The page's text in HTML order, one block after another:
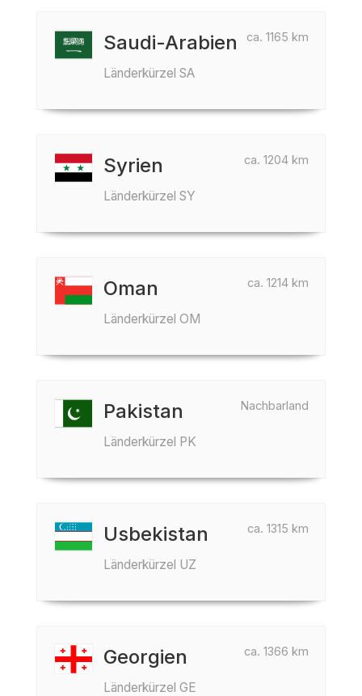
ca. 1165 km
Saudi-Arabien
Länderkürzel SA
ca. 1204 km
Syrien
Länderkürzel SY
ca. 1214 km
Oman
Länderkürzel OM
Nachbarland
Pakistan
Länderkürzel PK
ca. 1315 km
Usbekistan
Länderkürzel UZ
ca. 1366 km
Georgien
Länderkürzel GE